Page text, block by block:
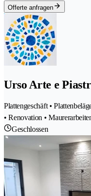
Offerte anfragen
Urso Arte e
Plattengeschäft •
• Renovation •
Geschlossen